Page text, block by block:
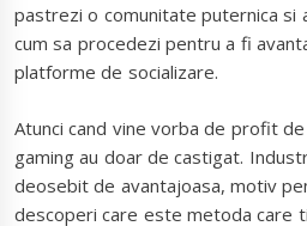
pastrezi o comunitate puternica si
cum sa procedezi pentru a fi
platforme de socializare.
Atunci cand vine vorba de profit
gaming au doar de castigat.
deosebit de avantajoasa, motiv
descoperi care este metoda care